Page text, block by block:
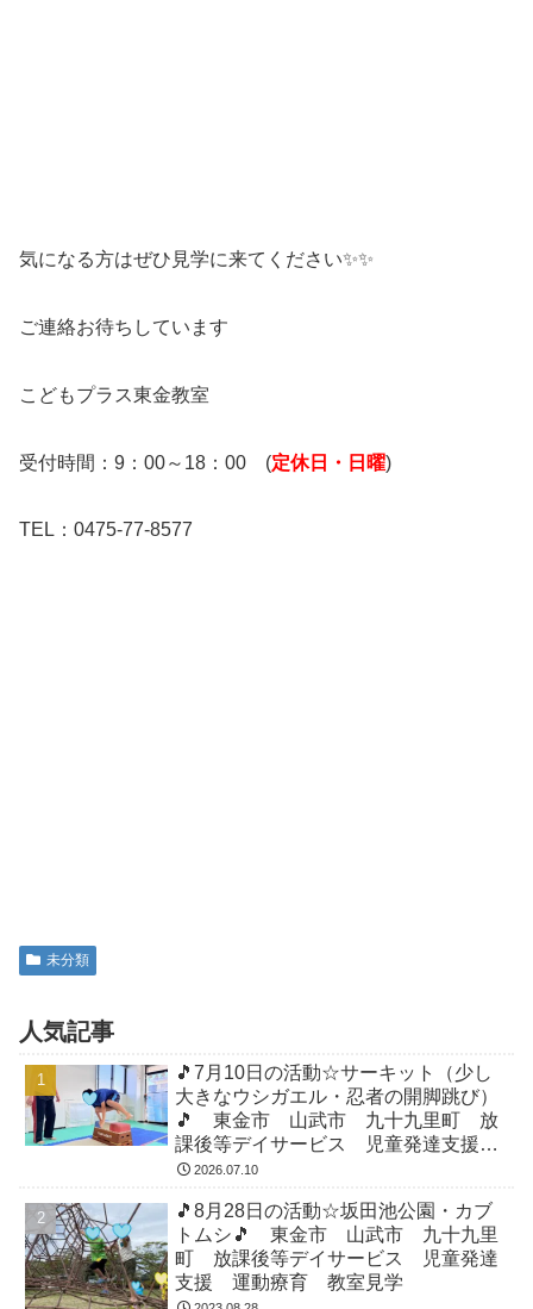
気になる方はぜひ見学に来てください✨✨
ご連絡お待ちしています
こどもプラス東金教室
受付時間：9：00～18：00 (定休日・日曜)
TEL：0475-77-8577
未分類
人気記事
🎵7月10日の活動☆サーキット（少し
大きなウシガエル・忍者の開脚跳び）
🎵 東金市 山武市 九十九里町 放
課後等デイサービス 児童発達支援
運動療育 教室見学
2026.07.10
🎵8月28日の活動☆坂田池公園・カブ
トムシ🎵 東金市 山武市 九十九里
町 放課後等デイサービス 児童発達
支援 運動療育 教室見学